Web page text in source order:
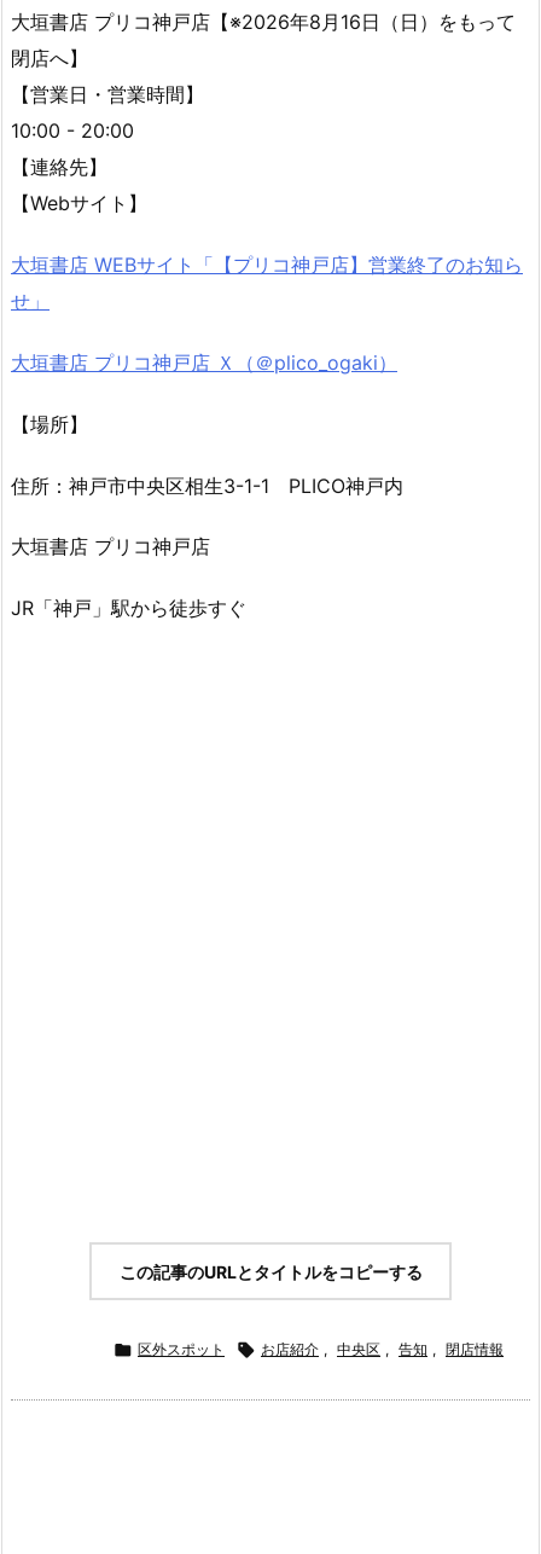
大垣書店 プリコ神戸店【※2026年8月16日（日）をもって
閉店へ】
【営業日・営業時間】
10:00 - 20:00
【連絡先】
【Webサイト】
大垣書店 WEBサイト「【プリコ神戸店】営業終了のお知ら
せ」
大垣書店 プリコ神戸店 Ｘ（＠plico_ogaki）
【場所】
住所：神戸市中央区相生3-1-1 PLICO神戸内
大垣書店 プリコ神戸店
JR「神戸」駅から徒歩すぐ
この記事のURLとタイトルをコピーする
 区外スポット  お店紹介 , 中央区 , 告知 , 閉店情報